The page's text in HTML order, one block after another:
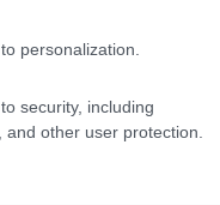
personalization.
security, including
other user protection.